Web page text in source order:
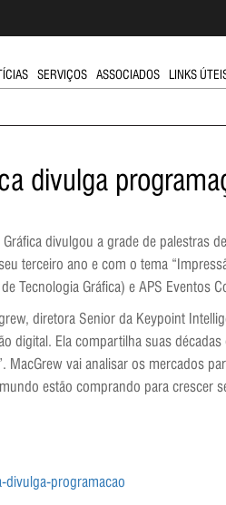
SERVIÇOS ASSOCIADOS LINKS
divulga
divulgou a grade de palestras
terceiro ano e com o tema
Tecnologia Gráfica) e APS Eventos
diretora Senior da Keypoint
digital. Ela compartilha suas
MacGrew vai analisar os mercados
estão comprando para crescer
programacao